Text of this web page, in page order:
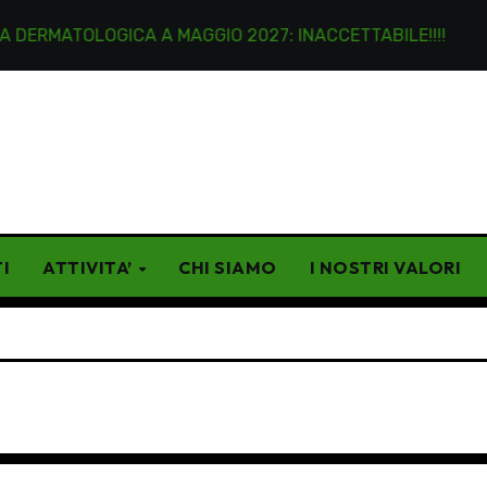
A MAGGIO 2027: INACCETTABILE!!!!
ATTIVITA’ CHI SIAMO I NOSTRI VALORI